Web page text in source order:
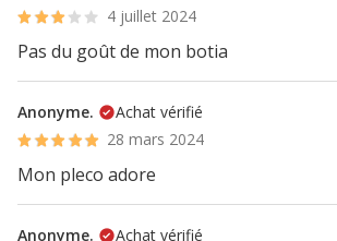
4 juillet 2024
Pas du goût de mon botia
Anonyme.
Achat vérifié
28 mars 2024
Mon pleco adore
Anonyme.
Achat vérifié